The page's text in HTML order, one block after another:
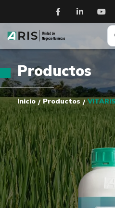
Productos
Inicio / Productos /